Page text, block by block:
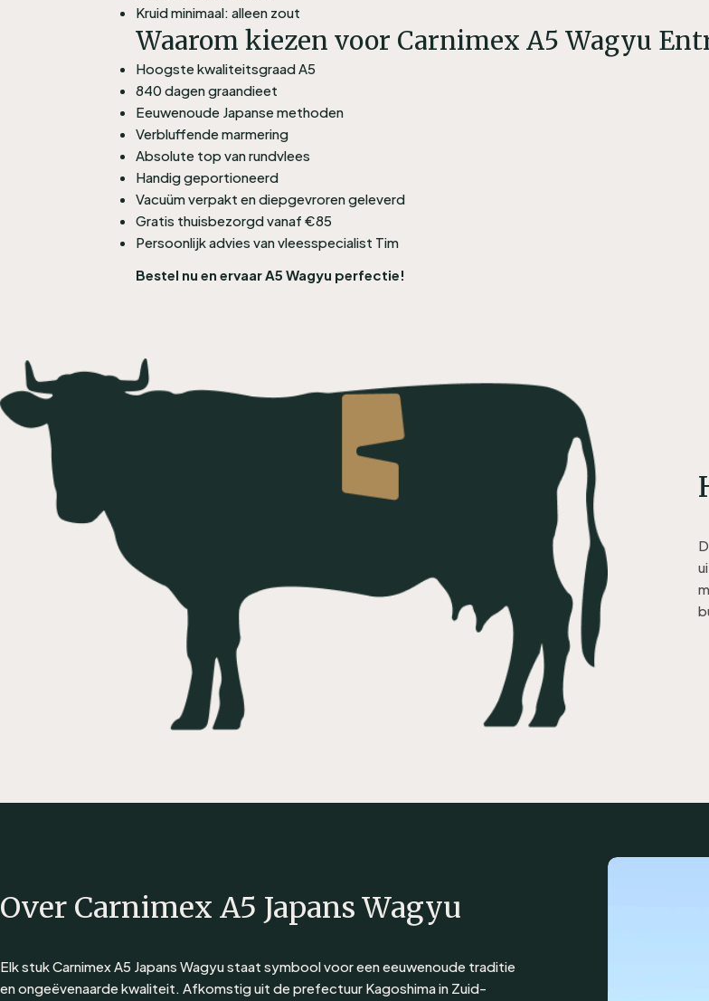
Kruid minimaal: alleen zout
Waarom kiezen voor Carnimex A5 Wagyu
Hoogste kwaliteitsgraad A5
840 dagen graandieet
Eeuwenoude Japanse methoden
Verbluffende marmering
Absolute top van rundvlees
Handig geportioneerd
Vacuüm verpakt en diepgevroren geleverd
Gratis thuisbezorgd vanaf €85
Persoonlijk advies van vleesspecialist Tim
Bestel nu en ervaar A5 Wagyu perfectie!
Over Carnimex A5 Japans Wagyu
Elk stuk Carnimex A5 Japans Wagyu staat symbool voor een eeuwenoude traditie
en ongeëvenaarde kwaliteit. Afkomstig uit de prefectuur Kagoshima in Zuid-